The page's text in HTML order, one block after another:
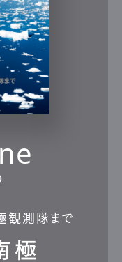
観測隊まで
極